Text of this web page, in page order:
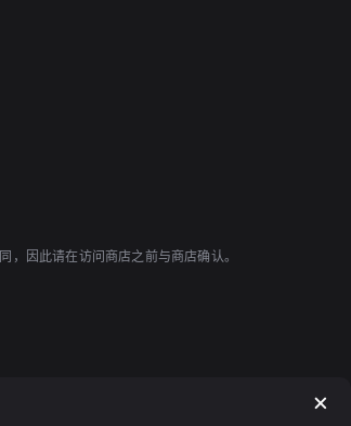
因此请在访问商店之前与商店确认。